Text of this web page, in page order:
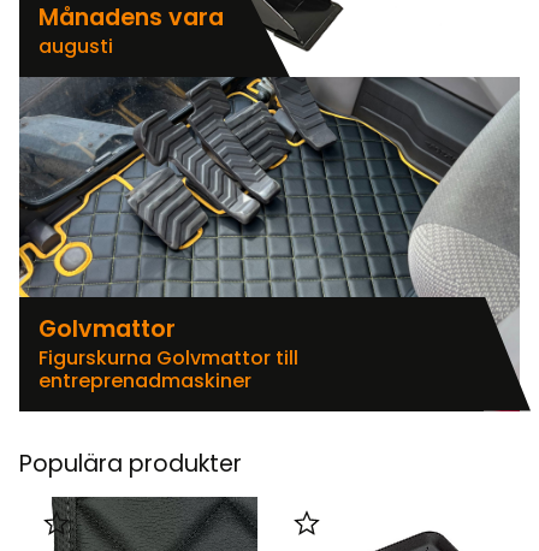
Månadens vara
augusti
Golvmattor
Figurskurna Golvmattor till
entreprenadmaskiner
Populära produkter
Lägg till i favoriter Lägg till i favoriter